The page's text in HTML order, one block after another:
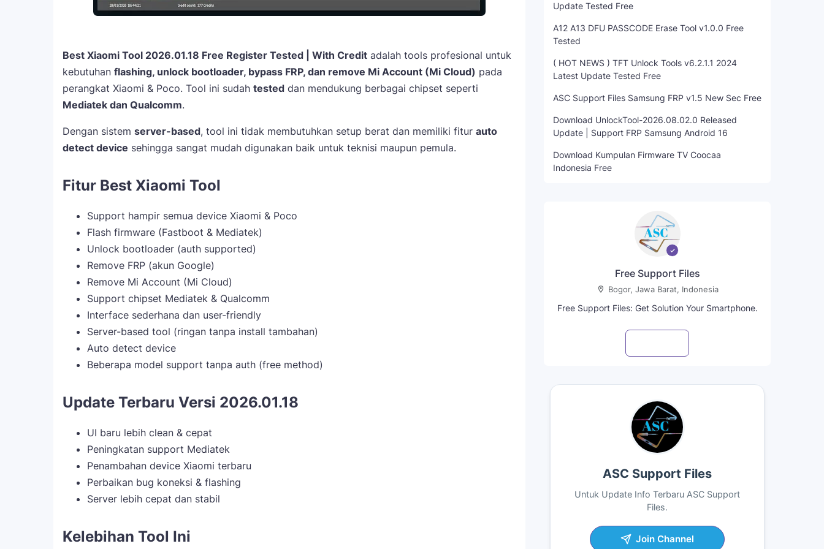
Best Xiaomi Tool 2026.01.18 Free Register Tested | With Credit adalah tools profesional untuk
kebutuhan flashing, unlock bootloader, bypass FRP, dan remove Mi Account (Mi Cloud) pada
perangkat Xiaomi & Poco. Tool ini sudah tested dan mendukung berbagai chipset seperti
Mediatek dan Qualcomm.
Dengan sistem server-based, tool ini tidak membutuhkan setup berat dan memiliki fitur auto
detect device sehingga sangat mudah digunakan baik untuk teknisi maupun pemula.
Fitur Best Xiaomi Tool
Support hampir semua device Xiaomi & Poco
Flash firmware (Fastboot & Mediatek)
Unlock bootloader (auth supported)
Remove FRP (akun Google)
Remove Mi Account (Mi Cloud)
Support chipset Mediatek & Qualcomm
Interface sederhana dan user-friendly
Server-based tool (ringan tanpa install tambahan)
Auto detect device
Beberapa model support tanpa auth (free method)
Update Terbaru Versi 2026.01.18
UI baru lebih clean & cepat
Peningkatan support Mediatek
Penambahan device Xiaomi terbaru
Perbaikan bug koneksi & flashing
Server lebih cepat dan stabil
Kelebihan Tool Ini
Update Tested Free
A12 A13 DFU PASSCODE Erase Tool v1.0.0 Free
Tested
( HOT NEWS ) TFT Unlock Tools v6.2.1.1 2024
Latest Update Tested Free
ASC Support Files Samsung FRP v1.5 New Sec Free
Download UnlockTool-2026.08.02.0 Released
Update | Support FRP Samsung Android 16
Download Kumpulan Firmware TV Coocaa
Indonesia Free
Free Support Files
Bogor, Jawa Barat, Indonesia
Free Support Files: Get Solution Your Smartphone.
ASC Support Files
Untuk Update Info Terbaru ASC Support
Files.
Join Channel